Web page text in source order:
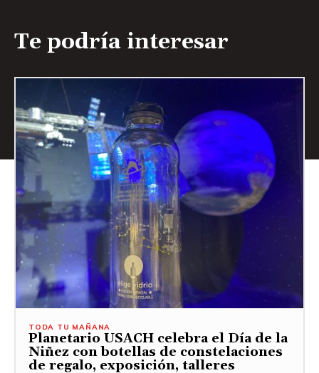
Te podría interesar
TODA TU MAÑANA
Planetario USACH celebra el Día de la
Niñez con botellas de constelaciones
de regalo, exposición, talleres